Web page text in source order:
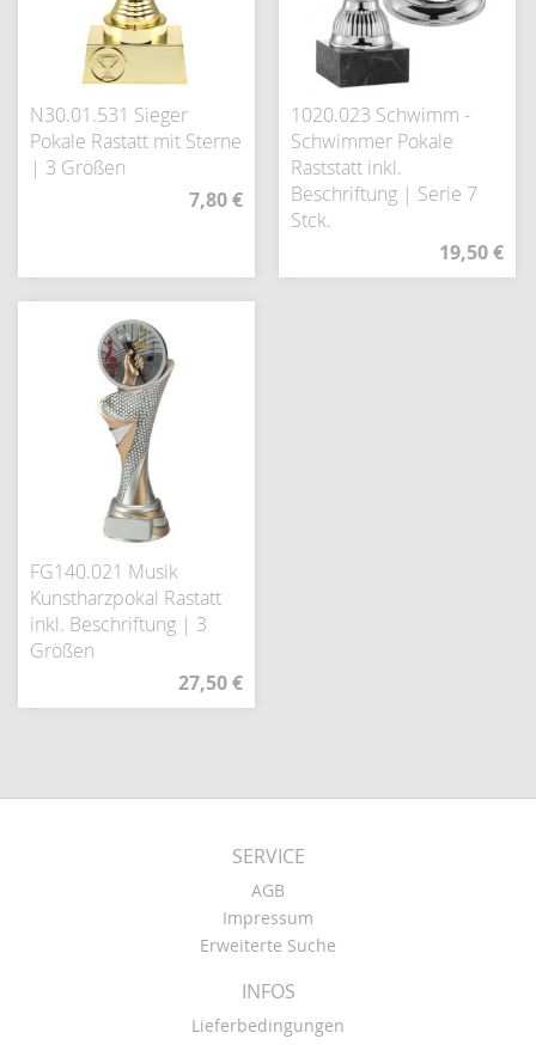
N30.01.531 Sieger
Pokale Rastatt mit Sterne
| 3 Größen
7,80 €
1020.023 Schwimm -
Schwimmer Pokale
Raststatt inkl.
Beschriftung | Serie 7
Stck.
19,50 €
FG140.021 Musik
Kunstharzpokal Rastatt
inkl. Beschriftung | 3
Größen
27,50 €
SERVICE
AGB
Impressum
Erweiterte Suche
INFOS
Lieferbedingungen